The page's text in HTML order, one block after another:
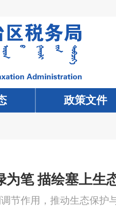
政策文件
政策文件
为笔 描绘塞上生
节作用，推动生态保护